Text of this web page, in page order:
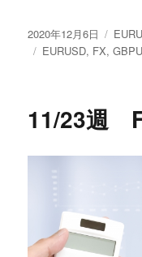
投
稿
2020年12月6日
カ
テ
タ
EURUSD, FX,
11/23週